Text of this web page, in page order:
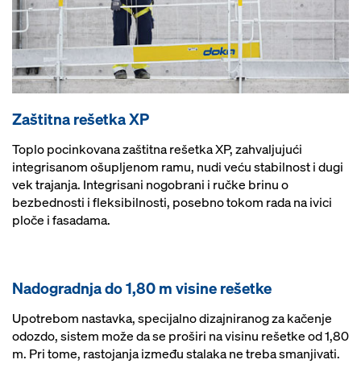
Zaštitna rešetka XP
Toplo pocinkovana zaštitna rešetka XP, zahvaljujući
integrisanom ošupljenom ramu, nudi veću stabilnost i dugi
vek trajanja. Integrisani nogobrani i ručke brinu o
bezbednosti i fleksibilnosti, posebno tokom rada na ivici
ploče i fasadama.
Nadogradnja do 1,80 m visine rešetke
Upotrebom nastavka, specijalno dizajniranog za kačenje
odozdo, sistem može da se proširi na visinu rešetke od 1,80
m. Pri tome, rastojanja između stalaka ne treba smanjivati.